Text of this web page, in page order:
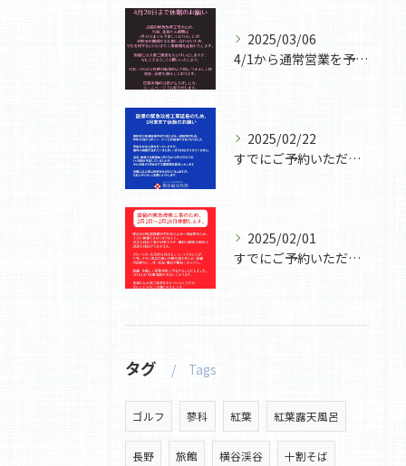
2025/03/06
4/1から通常営業を予定しておりましたが、ボイラーの修復用機...
2025/02/22
すでにご予約いただいていたお客様には大変なご迷惑と心配をおか...
2025/02/01
すでにご予約いただいていたお客様には
タグ Tags
ゴルフ 蓼科 紅葉 紅葉露天風呂
長野 旅館 横谷渓谷 十割そば